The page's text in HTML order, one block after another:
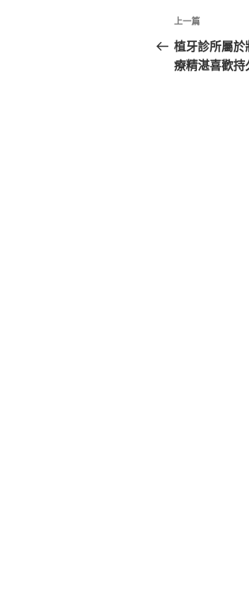
文
章
導
上
一
篇
上一篇
植牙診所屬
療精湛喜歡持